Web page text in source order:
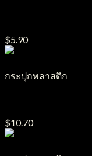
$5.90
กระปุกพลาสติก
$10.70